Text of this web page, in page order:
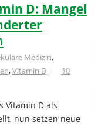
D: Mangel
Medizin,
,Vitamin D
10
Vitamin D als
nun setzen neue